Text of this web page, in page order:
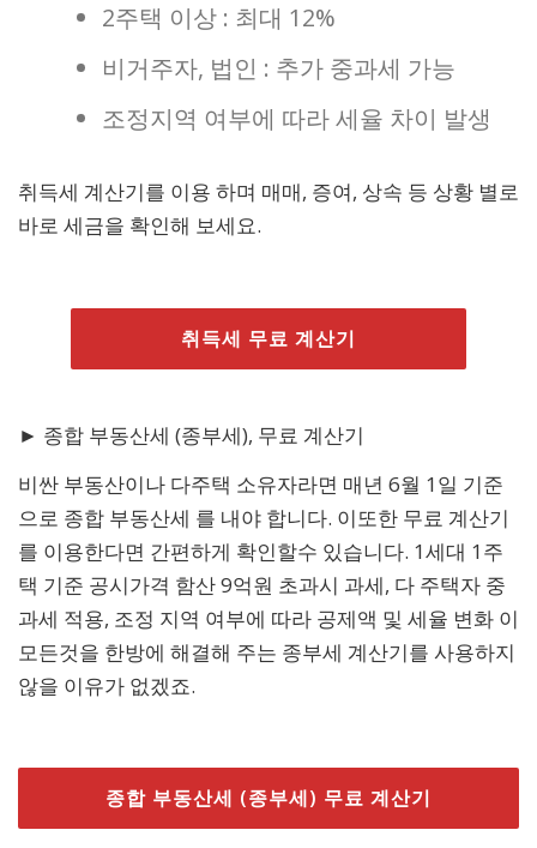
2주택 이상 : 최대 12%
비거주자, 법인 : 추가 중과세 가능
조정지역 여부에 따라 세율 차이 발생
취득세 계산기를 이용 하며 매매, 증여, 상속 등 상황 별로
바로 세금을 확인해 보세요.
취득세 무료 계산기
► 종합 부동산세 (종부세), 무료 계산기
비싼 부동산이나 다주택 소유자라면 매년 6월 1일 기준
으로 종합 부동산세 를 내야 합니다. 이또한 무료 계산기
를 이용한다면 간편하게 확인할수 있습니다. 1세대 1주
택 기준 공시가격 함산 9억원 초과시 과세, 다 주택자 중
과세 적용, 조정 지역 여부에 따라 공제액 및 세율 변화 이
모든것을 한방에 해결해 주는 종부세 계산기를 사용하지
않을 이유가 없겠죠.
종합 부동산세 (종부세) 무료 계산기